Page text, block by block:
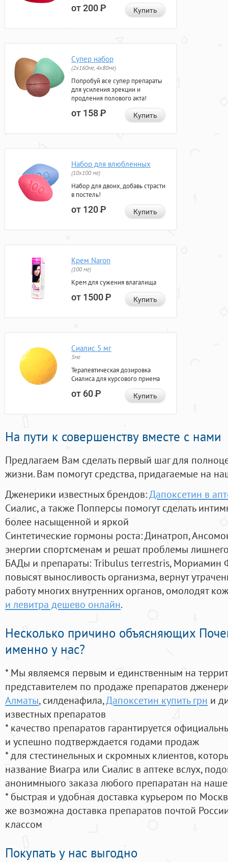
от 200Р Купить
Супер набор
(2х160мг, 4х80мг)
Попробуй все супер препараты
для усиления эрекции и
продления полового акта!
от 158Р Купить
Набор для влюбленных
(10х100 мг)
Набор для двоих, добавь страсти
в постель!
от 120Р Купить
Крем Naron
(100 мг)
Крем для сужения влагалища
от 1500Р Купить
Сиалис 5 мг
5мг
Терапевтическая дозировка
Сиалиса для курсового приема
от 60Р Купить
На пути к совершенству вместе с нами
Предлагаем Вам сделать первый шаг для
жизни. Вам помогут средства, придагаемые на
Дженерики известных брендов:Дапоксетин в
Сиалис, а также Попперсы помогут сделать
более насыщенной и яркой
Синтетические гормоны роста: Динатроп,
энергии спортсменам и решат проблемы
БАДы и препараты:Tribulus terrestris, Мориамин
повысят выносливость организма, вернут
работу многих внутренних органов, омолодят
и левитра дешево онлайн.
Несколько причино объясняющих
именно у нас?
* Мы являемся первым и единственным на
представителем по продаже препаратов
Алматы, силденафила,Дапоксетин купить грн и
известных препаратов
* качество препаратов гарантируется
и успешно подтверждается годами продаж
* для стестинельных и скромных клиентов,
название Виагра или Сиалис в аптеке вслух,
анонимныого заказа любого препаратан на
* быстрая и удобная доставка курьером по
же возможна доставка препаратов почтой
классом
Покупать у нас выгодно